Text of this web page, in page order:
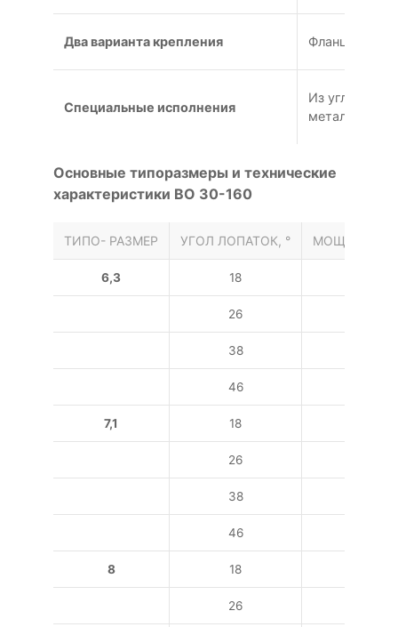
Два варианта крепления Фланцевое
Специальные исполнения
Из
металлов
Основные типоразмеры и технические
характеристики ВО 30-160
ТИПО- РАЗМЕР УГОЛ ЛОПАТОК, ° МОЩНОСТЬ,
6,3 18
26
38
46
7,1 18
26
38
46
8 18
26